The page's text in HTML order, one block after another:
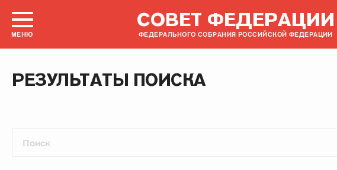
МЕНЮ
СОВЕТ ФЕДЕРАЦИИ
ФЕДЕРАЛЬНОГО СОБРАНИЯ РОССИЙСКОЙ ФЕДЕРАЦИИ
РЕЗУЛЬТАТЫ ПОИСКА